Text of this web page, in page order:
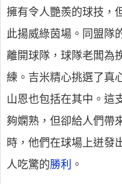
擁有令人艷羨的球技，
此揚威綠茵場。同盟隊
離開球隊，球隊老闆為
練。吉米精心挑選了真
山恩也包括在其中。這
夠嫻熟，但卻給人們帶
時，他們在球場上迸發
人吃驚的勝利 。